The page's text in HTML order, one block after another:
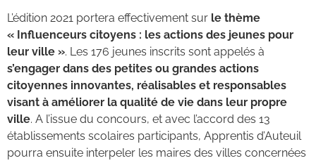
L’édition 2021 portera effectivement sur le thème
« Influenceurs citoyens : les actions des jeunes pour
leur ville ». Les 176 jeunes inscrits sont appelés à
s’engager dans des petites ou grandes actions
citoyennes innovantes, réalisables et responsables
visant à améliorer la qualité de vie dans leur propre
ville. A l’issue du concours, et avec l’accord des 13
établissements scolaires participants, Apprentis d’Auteuil
pourra ensuite interpeler les maires des villes concernées